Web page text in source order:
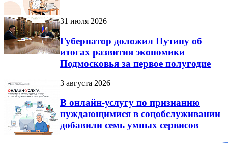
31 июля 2026
Губернатор доложил Путину об
итогах развития экономики
Подмосковья за первое полугодие
3 августа 2026
В онлайн-услугу по признанию
нуждающимися в соцобслуживании
добавили семь умных сервисов